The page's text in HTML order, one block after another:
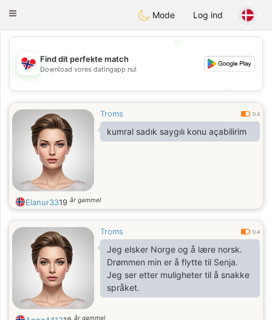
EkteNordmenn
Toggle
Mode Log ind
💖
💕
Find dit perfekte match
Download vores datingapp nu!
Troms 0.4
kumral sadık saygılı konu açabilirim
Elanur3319 år gammel
Troms 0.4
Jeg elsker Norge og å lære norsk.
Drømmen min er å flytte til Senja.
Jeg ser etter muligheter til å snakke
språket.
år gammel